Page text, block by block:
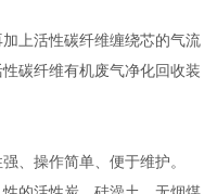
上活性碳纤维缠绕芯的气流
碳纤维有机废气净化回收装
、操作简单、便于维护。